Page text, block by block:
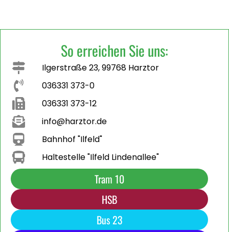
So erreichen Sie uns:
Ilgerstraße 23, 99768 Harztor
036331 373-0
036331 373-12
info@harztor.de
Bahnhof "Ilfeld"
Haltestelle "Ilfeld Lindenallee"
Tram 10
HSB
Bus 23